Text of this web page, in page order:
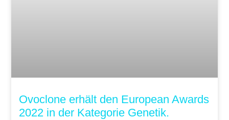
Ovoclone erhält den European Awards
2022 in der Kategorie Genetik.